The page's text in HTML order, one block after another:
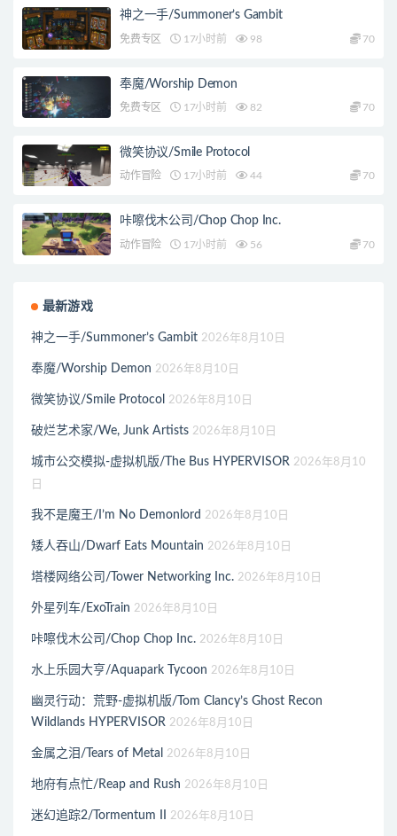
神之一手/Summoner’s Gambit
免费专区 17小时前 98 70
奉魔/Worship Demon
免费专区 17小时前 82 70
微笑协议/Smile Protocol
动作冒险 17小时前 44 70
咔嚓伐木公司/Chop Chop Inc.
动作冒险 17小时前 56 70
最新游戏
神之一手/Summoner’s Gambit 2026年8月10日
奉魔/Worship Demon 2026年8月10日
微笑协议/Smile Protocol 2026年8月10日
破烂艺术家/We, Junk Artists 2026年8月10日
城市公交模拟-虚拟机版/The Bus HYPERVISOR 2026年8月10
日
我不是魔王/I’m No Demonlord 2026年8月10日
矮人吞山/Dwarf Eats Mountain 2026年8月10日
塔楼网络公司/Tower Networking Inc. 2026年8月10日
外星列车/ExoTrain 2026年8月10日
咔嚓伐木公司/Chop Chop Inc. 2026年8月10日
水上乐园大亨/Aquapark Tycoon 2026年8月10日
幽灵行动：荒野-虚拟机版/Tom Clancy’s Ghost Recon
Wildlands HYPERVISOR 2026年8月10日
金属之泪/Tears of Metal 2026年8月10日
地府有点忙/Reap and Rush 2026年8月10日
迷幻追踪2/Tormentum II 2026年8月10日